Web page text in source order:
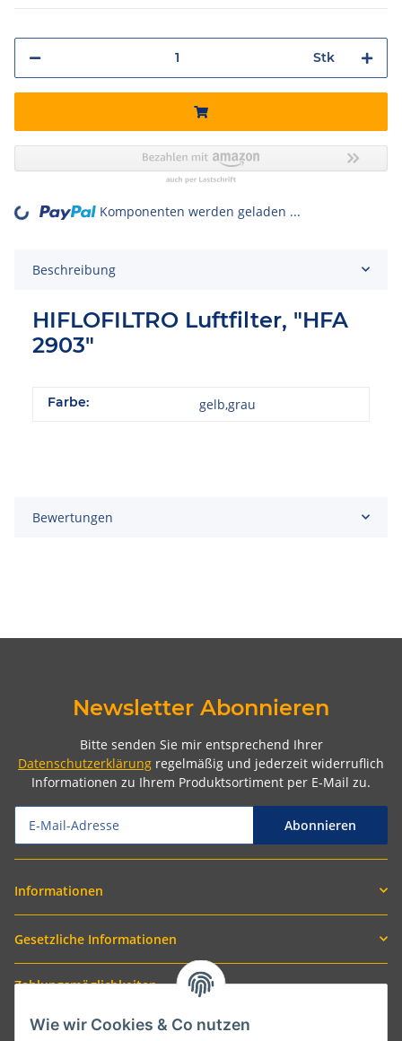
Stk
Loading... Komponenten werden geladen ...
Beschreibung
HIFLOFILTRO Luftfilter, "HFA
2903"
Farbe: gelb,grau
Bewertungen
Newsletter Abonnieren
Bitte senden Sie mir entsprechend Ihrer
Datenschutzerklärung regelmäßig und jederzeit widerruflich
Informationen zu Ihrem Produktsortiment per E-Mail zu.
Abonnieren
Informationen
Gesetzliche Informationen
Zahlungsmöglichkeiten
Wie wir Cookies & Co nutzen